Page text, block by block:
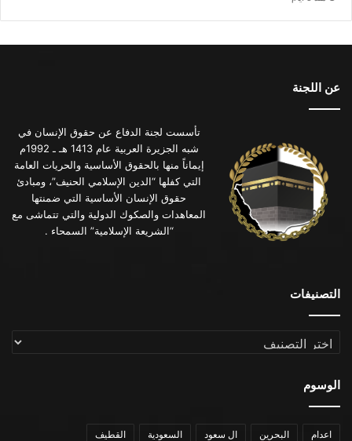
عن اللجنة
تأسست لجنة الدفاع عن حقوق الإنسان في
شبه الجزيرة العربية عام 1413 هـ ـ 1992م
إيماناً منها بالحقوق الأساسية والحريات العامة
التي كفلها “الدين الإسلامي الحنيف”، ومبادئ
حقوق الإنسان الأساسية التي ضمنتها
المعاهدات والصكوك الدولية والتي تتماشى مع
“الشريعة الإسلامية” السمحاء .
التصنيفات
التصنيفات
الوسوم
اعدام البحرين ال سعود السعودية القطيف